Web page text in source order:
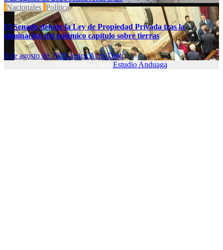
Nacionales Política
El Senado debate la Ley de Propiedad Privada tras la
eliminación del polémico capítulo sobre tierras
6 de agosto de 2026Jesica Actis Dato
Estudio Anduaga